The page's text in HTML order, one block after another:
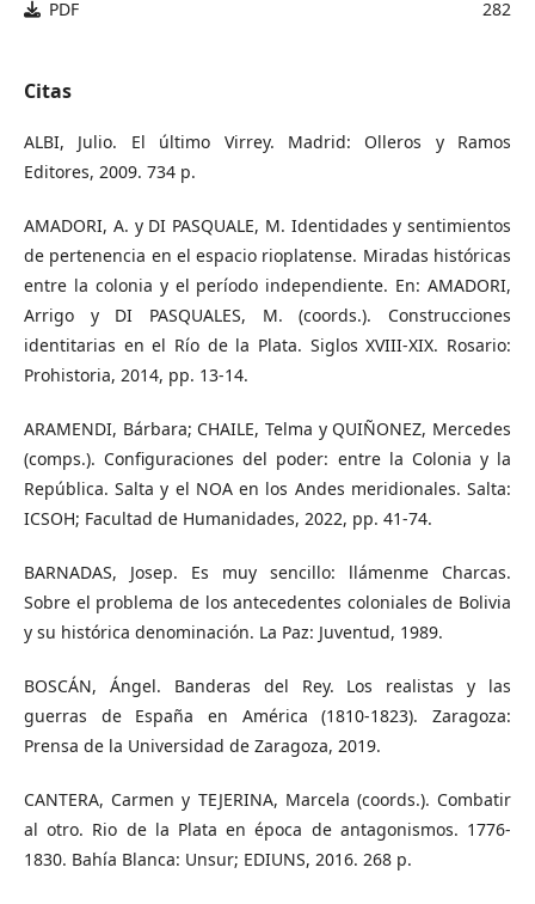
PDF
282
Citas
ALBI, Julio. El último Virrey. Madrid: Olleros y Ramos
Editores, 2009. 734 p.
AMADORI, A. y DI PASQUALE, M. Identidades y sentimientos
de pertenencia en el espacio rioplatense. Miradas históricas
entre la colonia y el período independiente. En: AMADORI,
Arrigo y DI PASQUALES, M. (coords.). Construcciones
identitarias en el Río de la Plata. Siglos XVIII-XIX. Rosario:
Prohistoria, 2014, pp. 13-14.
ARAMENDI, Bárbara; CHAILE, Telma y QUIÑONEZ, Mercedes
(comps.). Configuraciones del poder: entre la Colonia y la
República. Salta y el NOA en los Andes meridionales. Salta:
ICSOH; Facultad de Humanidades, 2022, pp. 41-74.
BARNADAS, Josep. Es muy sencillo: llámenme Charcas.
Sobre el problema de los antecedentes coloniales de Bolivia
y su histórica denominación. La Paz: Juventud, 1989.
BOSCÁN, Ángel. Banderas del Rey. Los realistas y las
guerras de España en América (1810-1823). Zaragoza:
Prensa de la Universidad de Zaragoza, 2019.
CANTERA, Carmen y TEJERINA, Marcela (coords.). Combatir
al otro. Rio de la Plata en época de antagonismos. 1776-
1830. Bahía Blanca: Unsur; EDIUNS, 2016. 268 p.